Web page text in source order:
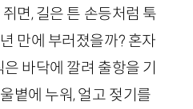
면, 길은 튼 손등처럼 툭
만에 부러졌을까? 혼자
바닥에 깔려 출항을 기
볕에 누워, 얼고 젖기를